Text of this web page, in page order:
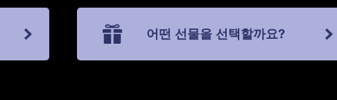
어떤 선물을 선택할까요?